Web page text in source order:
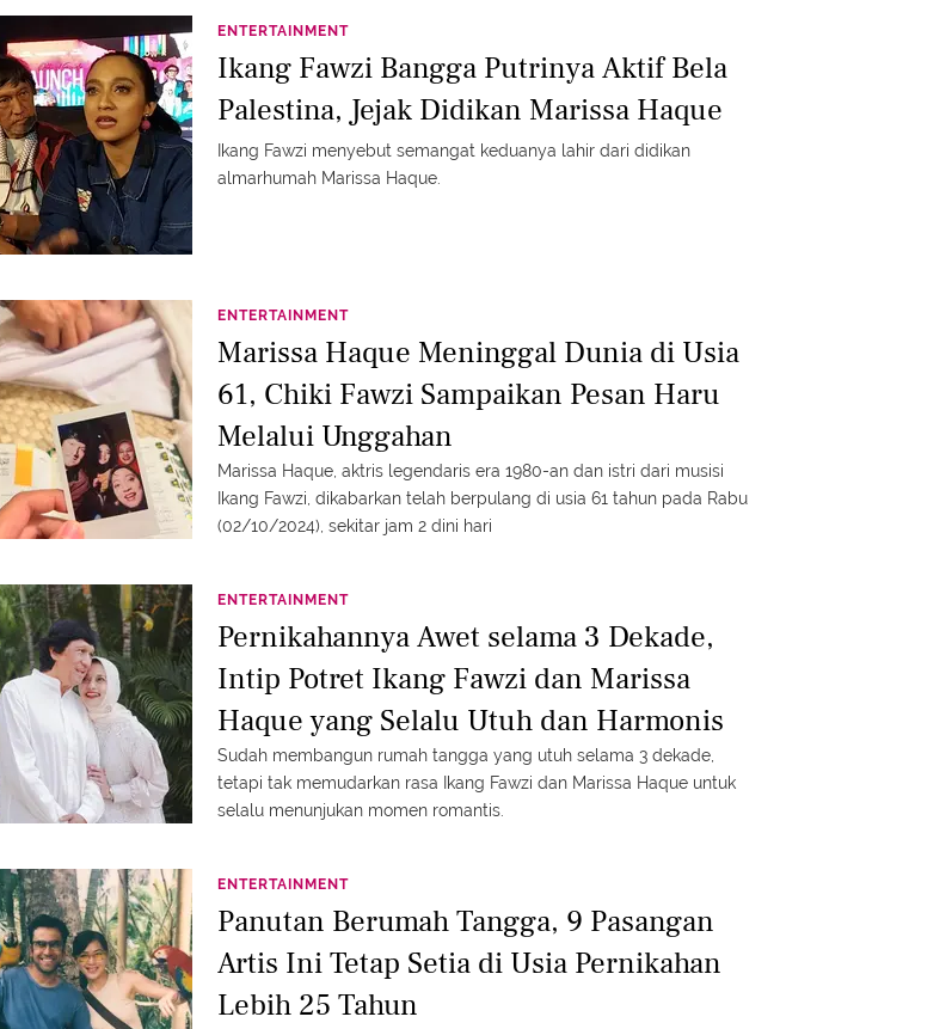
ENTERTAINMENT
Ikang Fawzi Bangga Putrinya Aktif Bela
Palestina, Jejak Didikan Marissa Haque
Ikang Fawzi menyebut semangat keduanya lahir dari didikan
almarhumah Marissa Haque.
ENTERTAINMENT
Marissa Haque Meninggal Dunia di Usia
61, Chiki Fawzi Sampaikan Pesan Haru
Melalui Unggahan
Marissa Haque, aktris legendaris era 1980-an dan istri dari musisi
Ikang Fawzi, dikabarkan telah berpulang di usia 61 tahun pada Rabu
(02/10/2024), sekitar jam 2 dini hari
ENTERTAINMENT
Pernikahannya Awet selama 3 Dekade,
Intip Potret Ikang Fawzi dan Marissa
Haque yang Selalu Utuh dan Harmonis
Sudah membangun rumah tangga yang utuh selama 3 dekade,
tetapi tak memudarkan rasa Ikang Fawzi dan Marissa Haque untuk
selalu menunjukan momen romantis.
ENTERTAINMENT
Panutan Berumah Tangga, 9 Pasangan
Artis Ini Tetap Setia di Usia Pernikahan
Lebih 25 Tahun